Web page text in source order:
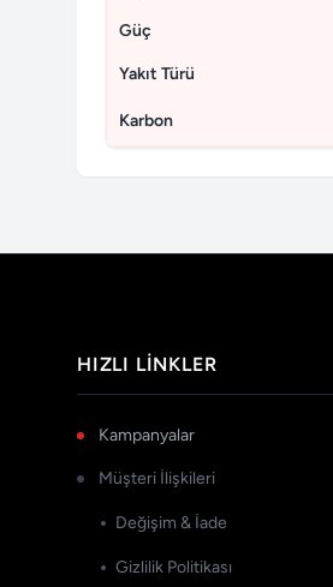
Güç
Yakıt Türü
Karbon
HIZLI LINKLER
Kampanyalar
Müşteri İlişkileri
Değişim & İade
Gizlilik Politikası